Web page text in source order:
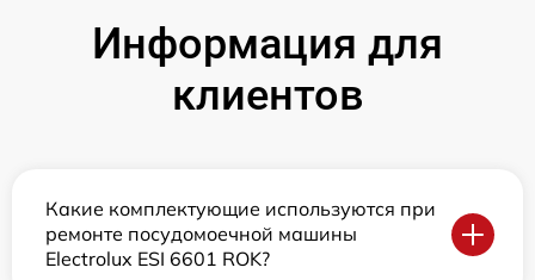
Информация для
клиентов
Какие комплектующие используются при
ремонте посудомоечной машины
Electrolux ESI 6601 ROK?